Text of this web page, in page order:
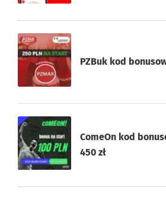
PZBuk kod
ComeOn kod
450 zł